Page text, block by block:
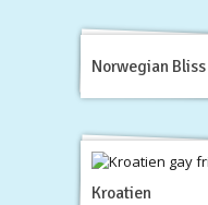
Norwegian Bliss
Kroatien